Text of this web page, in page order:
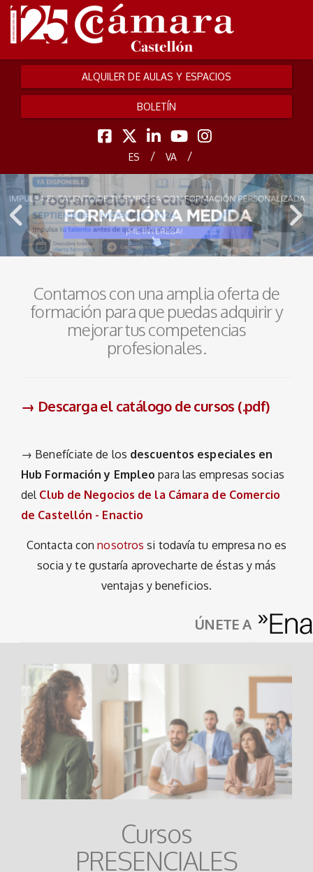
ALQUILER DE AULAS Y ESPACIOS
BOLETÍN
ES / VA /
Contamos con una amplia oferta de
formación para que puedas adquirir y
mejorar tus competencias
profesionales.
→ Descarga el catálogo de cursos (.pdf)
→ Benefíciate de los descuentos especiales en
Hub Formación y Empleo para las empresas socias
del Club de Negocios de la Cámara de Comercio
de Castellón - Enactio
Contacta connosotros si todavía tu empresa no es
socia y te gustaría aprovecharte de éstas y más
ventajas y beneficios.
ÚNETE A
Cursos
PRESENCIALES